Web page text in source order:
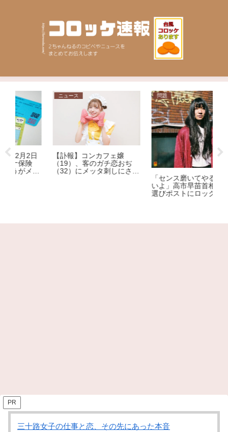
【訃報】コンカフェ嬢
（19）、客のガチ恋おぢ
（32）にメッタ刺しにされ
「センス磨いてやるからこ
いよ」高市早苗首相の服装
選びポストにロックミュー
【
PR
三十路女子の仕事と恋、その先にあった本音